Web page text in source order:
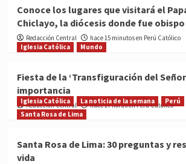
Conoce los lugares que visitará el
Chiclayo, la diócesis donde fue obispo
Redacción Central
hace 15 minutos en Perú Católico
Iglesia Católica
Mundo
Fiesta de la ‘Transfiguración del
importancia
Redacción Central hace 17 horas en Perú Católico
Iglesia Católica La noticia de la semana
Perú
Santa Rosa de Lima
Santa Rosa de Lima: 30 preguntas y
vida